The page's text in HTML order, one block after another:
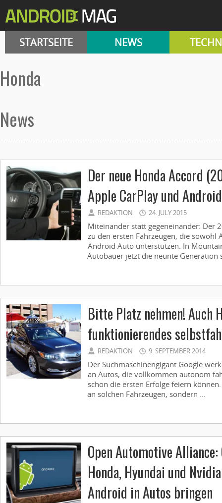
STARTSEITE NEWS
honda
News
Der neue Honda Accord
Apple CarPlay und
REDAKTION 24. JULY 2015
Miteinander statt gegeneinander: Der
zu den ersten Fahrzeugen, die sowohl
Android Auto unterstützen. In
Autobauer jetzt die neunte Generation
Bitte Platz nehmen! Auch
funktionierendes
REDAKTION 9. SEPTEMBER 2014
Der Suchmaschinengigant Google
an Autos, die vollkommen autonom
schon die ersten Erfolge feiern
an solchen Fahrzeugen, sondern ...
Open Automotive Alliance:
Honda, Hyundai und
Android in Autos bringen